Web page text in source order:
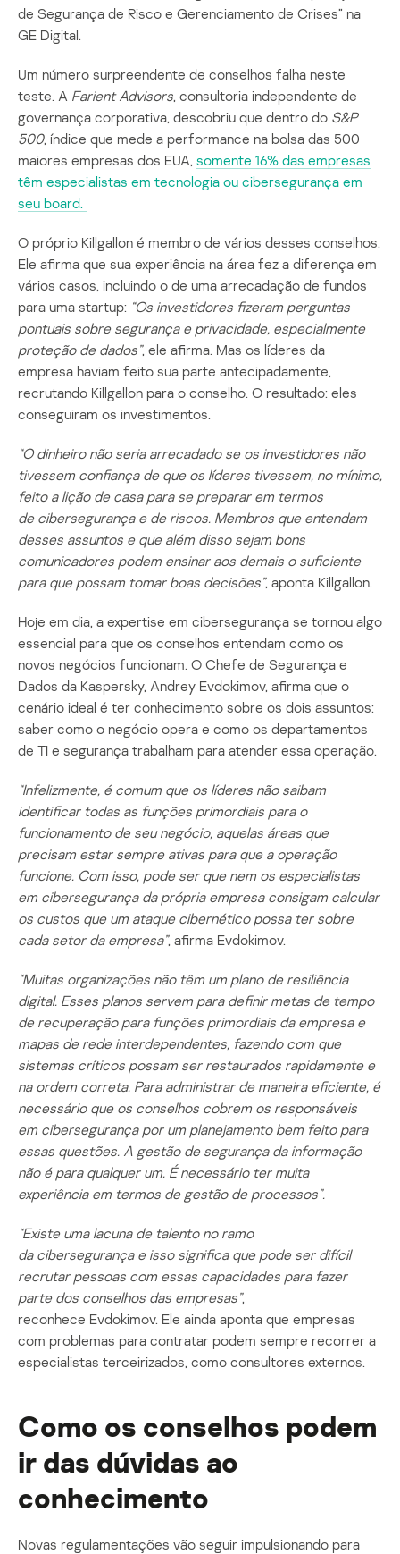
de Segurança de Risco e Gerenciamento de Crises” na
GE Digital.
Um número surpreendente de conselhos falha neste
teste. A Farient Advisors, consultoria independente de
governança corporativa, descobriu que dentro do S&P
500, índice que mede a performance na bolsa das 500
maiores empresas dos EUA, somente 16% das empresas
têm especialistas em tecnologia ou cibersegurança em
seu board.
O próprio Killgallon é membro de vários desses conselhos.
Ele afirma que sua experiência na área fez a diferença em
vários casos, incluindo o de uma arrecadação de fundos
para uma startup: “Os investidores fizeram perguntas
pontuais sobre segurança e privacidade, especialmente
proteção de dados”, ele afirma. Mas os líderes da
empresa haviam feito sua parte antecipadamente,
recrutando Killgallon para o conselho. O resultado: eles
conseguiram os investimentos.
“O dinheiro não seria arrecadado se os investidores não
tivessem confiança de que os líderes tivessem, no mínimo,
feito a lição de casa para se preparar em termos
de cibersegurançae de riscos. Membros que entendam
desses assuntos e que além disso sejam bons
comunicadores podem ensinar aos demais o suficiente
para que possam tomar boas decisões”, aponta Killgallon.
Hoje em dia, a expertise em cibersegurança se tornou algo
essencial para que os conselhos entendam como os
novos negócios funcionam. O Chefe de Segurança e
Dados da Kaspersky, Andrey Evdokimov, afirma que o
cenário ideal é ter conhecimento sobre os dois assuntos:
saber como o negócio opera e como os departamentos
de TI e segurança trabalham para atender essa operação.
“Infelizmente, é comum que os líderes não saibam
identificar todas as funções primordiais para o
funcionamento de seu negócio, aquelas áreas que
precisam estar sempre ativas para que a operação
funcione. Com isso, pode ser que nem os especialistas
em cibersegurançada própria empresa consigam calcular
os custos que um ataque cibernético possa ter sobre
cada setor da empresa”, afirma Evdokimov.
“Muitas organizações não têm um plano de resiliência
digital. Esses planos servem para definir metas de tempo
de recuperação para funções primordiais da empresa e
mapas de rede interdependentes, fazendo com que
sistemas críticos possam ser restaurados rapidamente e
na ordem correta. Para administrar de maneira eficiente, é
necessário que os conselhos cobrem os responsáveis
em cibersegurançapor um planejamento bem feito para
essas questões. A gestão de segurança da informação
não é para qualquer um. É necessário ter muita
experiência em termos de gestão de processos”.
“Existe uma lacuna de talento no ramo
da cibersegurançae isso significa que pode ser difícil
recrutar pessoas com essas capacidades para fazer
parte dos conselhos das empresas”,
reconhece Evdokimov. Ele ainda aponta que empresas
com problemas para contratar podem sempre recorrer a
especialistas terceirizados, como consultores externos.
Como os conselhos podem
ir das dúvidas ao
conhecimento
Novas regulamentações vão seguir impulsionando para